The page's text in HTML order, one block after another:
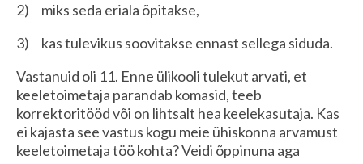
2) miks seda eriala õpitakse,
3) kas tulevikus soovitakse ennast sellega siduda.
Vastanuid oli 11. Enne ülikooli tulekut arvati, et
keeletoimetaja parandab komasid, teeb
korrektoritööd või on lihtsalt hea keelekasutaja. Kas
ei kajasta see vastus kogu meie ühiskonna arvamust
keeletoimetaja töö kohta? Veidi õppinuna aga